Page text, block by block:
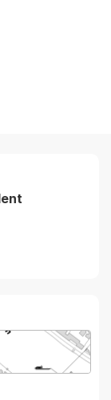
MapBS.
wird in einem